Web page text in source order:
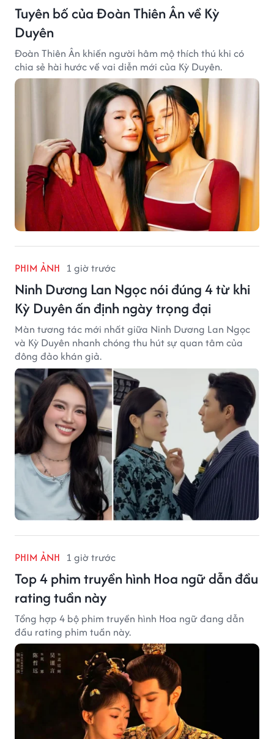
Tuyên bố của Đoàn Thiên Ân về Kỳ
Duyên
Đoàn Thiên Ân khiến người hâm mộ thích thú khi có
chia sẻ hài hước về vai diễn mới của Kỳ Duyên.
PHIM ẢNH 1 giờ trước
Ninh Dương Lan Ngọc nói đúng 4 từ khi
Kỳ Duyên ấn định ngày trọng đại
Màn tương tác mới nhất giữa Ninh Dương Lan Ngọc
và Kỳ Duyên nhanh chóng thu hút sự quan tâm của
đông đảo khán giả.
PHIM ẢNH 1 giờ trước
Top 4 phim truyền hình Hoa ngữ dẫn đầu
rating tuần này
Tổng hợp 4 bộ phim truyền hình Hoa ngữ đang dẫn
đầu rating phim tuần này.